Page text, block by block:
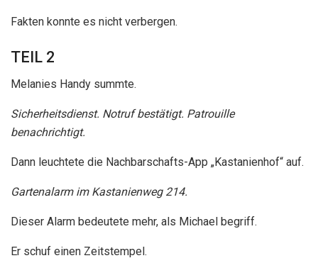
Fakten konnte es nicht verbergen.
TEIL 2
Melanies Handy summte.
Sicherheitsdienst. Notruf bestätigt. Patrouille
benachrichtigt.
Dann leuchtete die Nachbarschafts-App „Kastanienhof“ auf.
Gartenalarm im Kastanienweg 214.
Dieser Alarm bedeutete mehr, als Michael begriff.
Er schuf einen Zeitstempel.